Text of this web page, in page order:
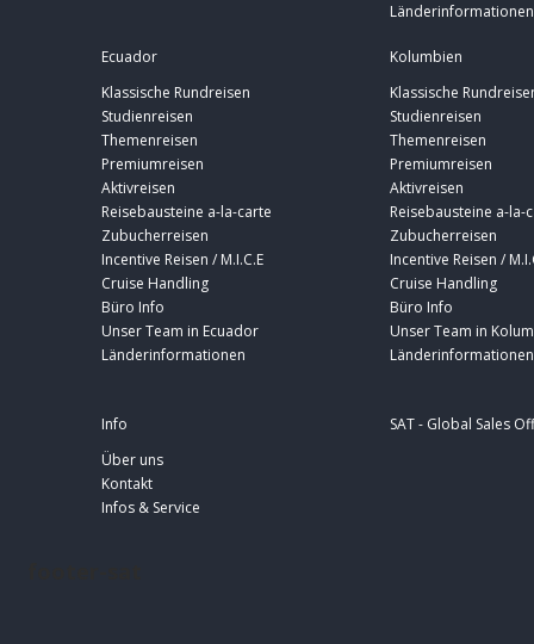
Länderinformationen
Ecuador
Klassische Rundreisen
Studienreisen
Themenreisen
Premiumreisen
Aktivreisen
Reisebausteine a-la-carte
Zubucherreisen
Incentive Reisen / M.I.C.E
Cruise Handling
Büro Info
Unser Team in Ecuador
Länderinformationen
Kolumbien
Klassische
Studienreisen
Themenreisen
Premiumreisen
Aktivreisen
Reisebausteine a-la-
Zubucherreisen
Incentive Reisen /
Cruise Handling
Büro Info
Unser Team in
Länderinformationen
Info
Über uns
Kontakt
Infos & Service
SAT - Global Sales